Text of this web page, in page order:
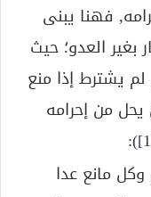
فهنا يبنى
العدو؛ حيث
يشترط إذا منع
من إحرامه
):
وكل مانع عدا